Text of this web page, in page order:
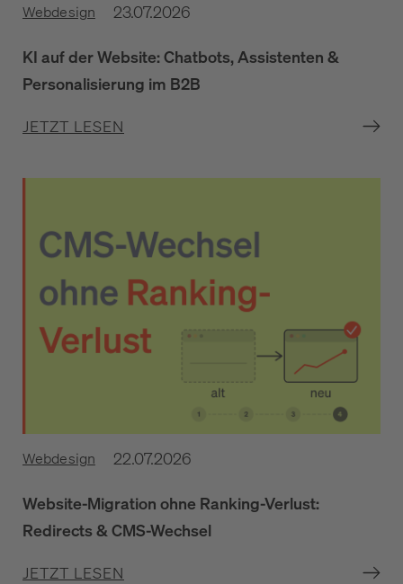
Webdesign 23.07.2026
KI auf der Website: Chatbots, Assistenten &
Personalisierung im B2B
JETZT LESEN
Webdesign 22.07.2026
Website-Migration ohne Ranking-Verlust:
Redirects & CMS-Wechsel
JETZT LESEN